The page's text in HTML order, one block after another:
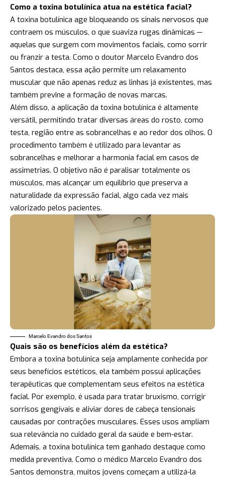
Como a toxina botulínica atua na estética facial?
A toxina botulínica age bloqueando os sinais nervosos que
contraem os músculos, o que suaviza rugas dinâmicas —
aquelas que surgem com movimentos faciais, como sorrir
ou franzir a testa. Como o doutor Marcelo Evandro dos
Santos destaca, essa ação permite um relaxamento
muscular que não apenas reduz as linhas já existentes, mas
também previne a formação de novas marcas.
Além disso, a aplicação da toxina botulínica é altamente
versátil, permitindo tratar diversas áreas do rosto, como
testa, região entre as sobrancelhas e ao redor dos olhos. O
procedimento também é utilizado para levantar as
sobrancelhas e melhorar a harmonia facial em casos de
assimetrias. O objetivo não é paralisar totalmente os
músculos, mas alcançar um equilíbrio que preserva a
naturalidade da expressão facial, algo cada vez mais
valorizado pelos pacientes.
Marcelo Evandro dos Santos
Quais são os benefícios além da estética?
Embora a toxina botulínica seja amplamente conhecida por
seus benefícios estéticos, ela também possui aplicações
terapêuticas que complementam seus efeitos na estética
facial. Por exemplo, é usada para tratar bruxismo, corrigir
sorrisos gengivais e aliviar dores de cabeça tensionais
causadas por contrações musculares. Esses usos ampliam
sua relevância no cuidado geral da saúde e bem-estar.
Ademais, a toxina botulínica tem ganhado destaque como
medida preventiva. Como o médico Marcelo Evandro dos
Santos demonstra, muitos jovens começam a utilizá-la